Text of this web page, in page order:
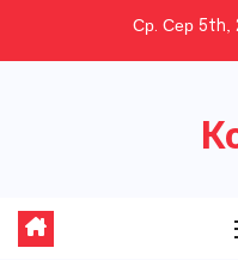
Ср. Сер 5th,